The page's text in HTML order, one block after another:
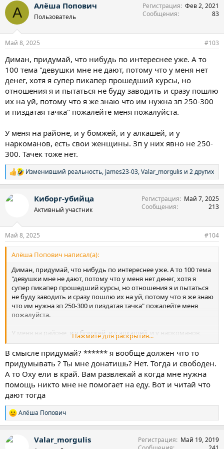
к
и
А Алёша Попович
Пользователь
Регистрация Фев 2, 2021
Сообщения
83
Май 8, 2025 #103
Диман, придумай, что нибудь по интереснее уже. А то
100 тема "девушки мне не дают, потому что у меня нет
денег, хотя я супер пикапер прошедший курсы, но
отношения я и пытаться не буду заводить и сразу пошлю
их на уй, потому что я же знаю что им нужна зп 250-300
и пиздатая тачка" пожалейте меня пожалуйста.
У меня на районе, и у бомжей, и у алкашей, и у
наркоманов, есть свои женщины. Зп у них явно не 250-
300. Тачек тоже нет.
Р
е
к
Изменивший реальность, James23-03,Valar_morgulis и 2 других
Киборг-убийца
Активный участник
Регистрация
Май 7, 2025
Сообщения
213
Май 8, 2025 #104
Алёша Попович написал(а):
Диман, придумай, что нибудь по интереснее уже. А то 100 тема
"девушки мне не дают, потому что у меня нет денег, хотя я
супер пикапер прошедший курсы, но отношения я и пытаться
не буду заводить и сразу пошлю их на уй, потому что я же знаю
что им нужна зп 250-300 и пиздатая тачка" пожалейте меня
пожалуйста.
У меня на районе, и у бомжей, и у алкашей, и у наркоманов,
есть свои женщины. Зп у них явно не 250-300. Тачек тоже нет.
Нажмите для раскрытия...
В смысле придумай? ****** я вообще должен что то
придумывать ? Ты мне донатишь? Нет. Тогда и свободен.
А то Оху ели в край. Вам развлекай а когда мне нужна
помощь никто мне не помогает на еду. Вот и читай что
дают тогда
Р
е
к
Алёша Попович
Valar_morgulis Регистрация
Май 19, 2019